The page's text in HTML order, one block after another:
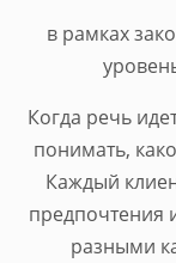
в рамках
Когда речь
понимать,
Каждый
предпочтения
разными